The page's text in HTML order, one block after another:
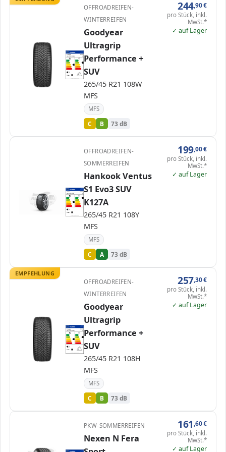
ENERG
Goodyear
581426
265/45 R21 108W
C1
C C C
73 dB B
OFFROADREIFEN-
WINTERREIFEN
Goodyear
Ultragrip
Performance +
SUV
265/45 R21 108W
MFS
MFS
C B 73 dB
244,90€
pro Stück, inkl.
MwSt.*
✓ auf Lager
ENERG
Hankook
1025831
265/45 R21 108Y
C1
C C C
73 dB B
OFFROADREIFEN-
SOMMERREIFEN
Hankook Ventus
S1 Evo3 SUV
K127A
265/45 R21 108Y
MFS
MFS
C A 73 dB
199,00€
pro Stück, inkl.
MwSt.*
✓ auf Lager
EMPFEHLUNG
ENERG
Goodyear
581425
265/45 R21 108H
C1
C C C
73 dB B
OFFROADREIFEN-
WINTERREIFEN
Goodyear
Ultragrip
Performance +
SUV
265/45 R21 108H
MFS
MFS
C B 73 dB
257,30€
pro Stück, inkl.
MwSt.*
✓ auf Lager
ENERG
PKW-SOMMERREIFEN
Nexen N Fera
161,60€
pro Stück, inkl.
MwSt.*
✓ auf Lager